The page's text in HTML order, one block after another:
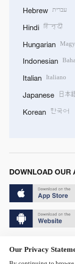
Hebrew עברית
Hindi हिन्दी
Hungarian
Indonesian
Italian Italiano
Japanese 日本
Korean 한국어
DOWNLOAD OUR
Our Privacy